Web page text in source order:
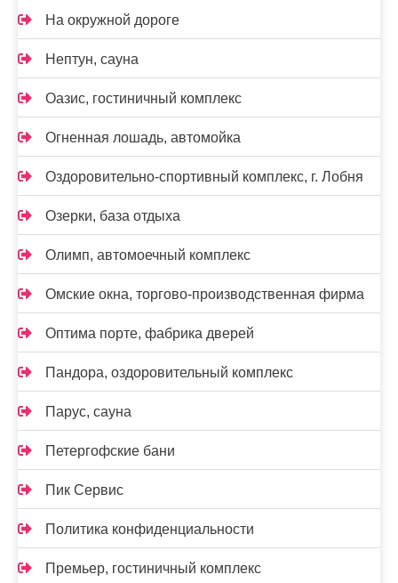
На окружной дороге
Нептун, сауна
Оазис, гостиничный комплекс
Огненная лошадь, автомойка
Оздоровительно-спортивный комплекс, г. Лобня
Озерки, база отдыха
Олимп, автомоечный комплекс
Омские окна, торгово-производственная фирма
Оптима порте, фабрика дверей
Пандора, оздоровительный комплекс
Парус, сауна
Петергофские бани
Пик Сервис
Политика конфиденциальности
Премьер, гостиничный комплекс